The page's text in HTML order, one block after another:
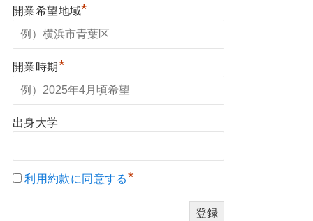
開業希望地域*
開業時期*
出身大学
利用約款に同意する*